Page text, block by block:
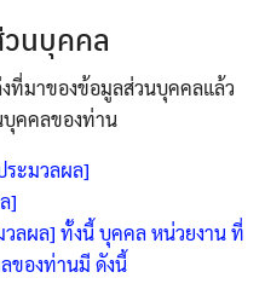
นบุคคล
ที่มาของข้อมูลส่วนบุคคลแล้ว
บุคคลของท่าน
ระมวลผล]
]
วลผล] ทั้งนี้ บุคคล หน่วยงาน ที่
ของท่านมี ดังนี้